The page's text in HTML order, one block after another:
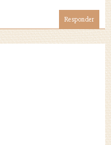
Responder